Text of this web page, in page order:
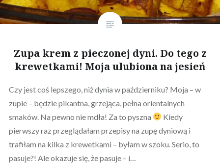
Zupa krem z pieczonej dyni. Do tego z
krewetkami! Moja ulubiona na jesień
Czy jest coś lepszego, niż dynia w październiku? Moja – w
zupie – będzie pikantna, grzejąca, pełna orientalnych
smaków. Na pewno nie mdła! Za to pyszna
Kiedy
pierwszy raz przeglądałam przepisy na zupę dyniową i
trafiłam na kilka z krewetkami – byłam w szoku. Serio, to
pasuje?! Ale okazuje się, że pasuje – i…